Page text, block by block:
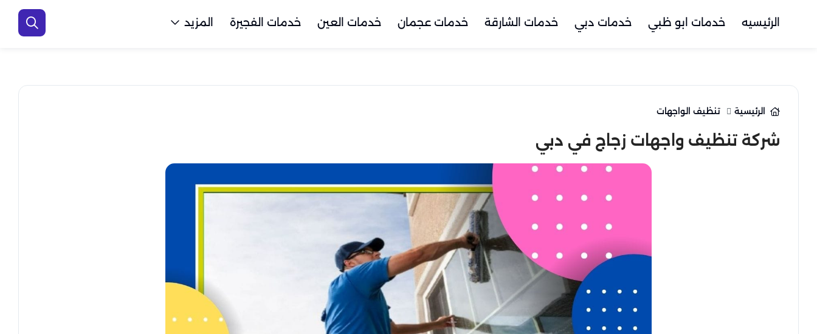
الرئيسيه خدمات ابو ظبي خدمات دبي خدمات الشارقة خدمات عجمان خدمات العين خدمات الفجيرة المزيد
الرئيسية تنظيف الواجهات
شركة تنظيف واجهات زجاج في دبي